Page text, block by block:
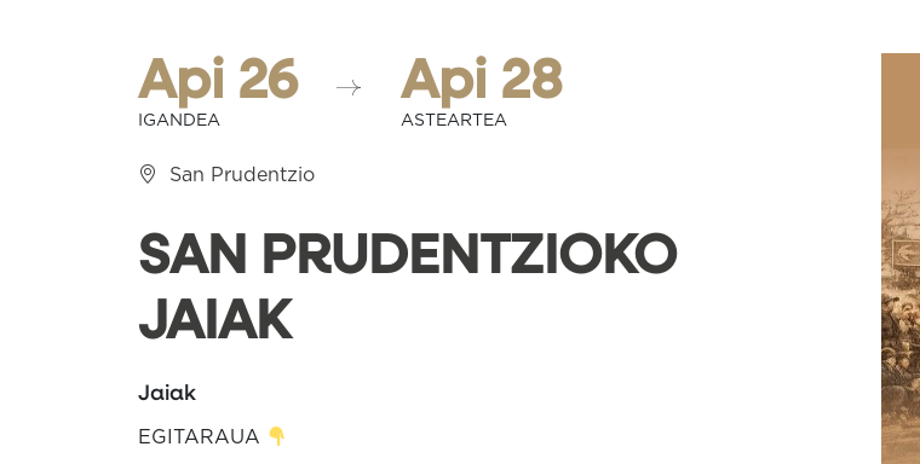
Api 26
IGANDEA
Api 28
ASTEARTEA
San Prudentzio
SAN PRUDENTZIOKO
JAIAK
Jaiak
EGITARAUA